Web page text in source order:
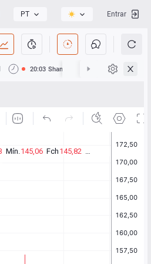
PT Entrar
20:03 Shanghai 20:03 Hong